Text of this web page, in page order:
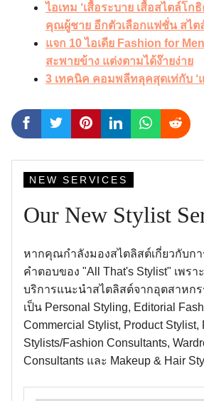
ไอเทม ‘เสื้อระบาย เสื้อสไตล์โก
คุณผู้ชาย อีกตัวเลือกแฟชั่น สไต
แจก 10 ไอเดีย Fashion for
สะพายข้าง แต่งตามได้ง๊ายง่าย
3 เทคนิค คอมพลีทลุคสุดเท่กับ ‘
NEW SERVICES
Our New Stylist
หากคุณกำลังมองสไตลิสต์เกี่ยวกับกา
คำตอบของ "All That's Stylist" เพราะ
บริการแนะนำสไตลิสต์จากอุตสาหกร
เป็น Personal Styling, Editorial
Commercial Stylist, Product Stylist,
Stylists/Fashion Consultants,
Consultants และ Makeup & Hair